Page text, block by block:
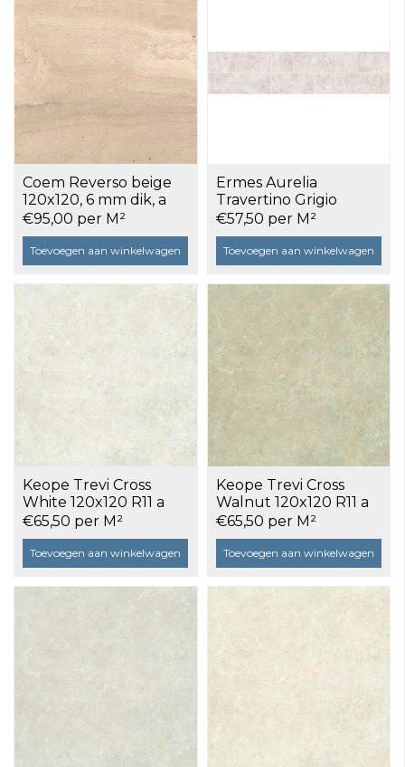
Coem Reverso beige
120x120, 6 mm dik, a
2,88 m²
€95,00 per M²
Toevoegen aan winkelwagen
Ermes Aurelia
Travertino Grigio
120x120 gerectificeerd
a 1,44 m²
€57,50 per M²
Toevoegen aan winkelwagen
Keope Trevi Cross
White 120x120 R11 a
2,86 m²
€65,50 per M²
Toevoegen aan winkelwagen
Keope Trevi Cross
Walnut 120x120 R11 a
2,86 m²
€65,50 per M²
Toevoegen aan winkelwagen